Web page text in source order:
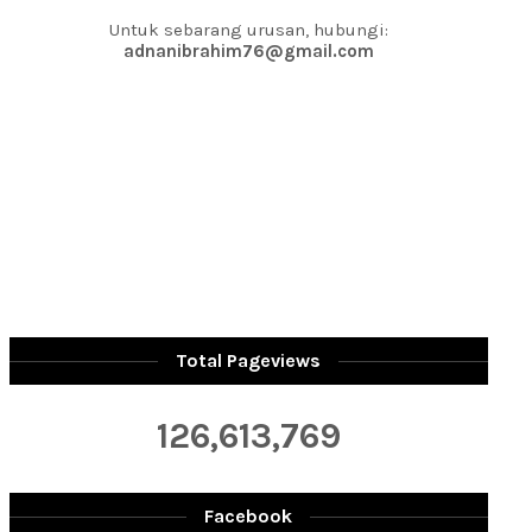
Untuk sebarang urusan, hubungi:
adnanibrahim76@gmail.com
Total Pageviews
126,613,769
Facebook